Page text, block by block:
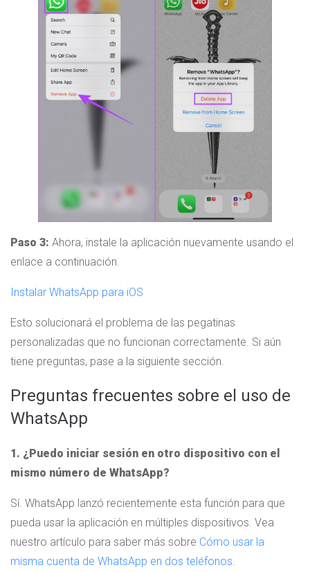
Paso 3: Ahora, instale la aplicación nuevamente usando el
enlace a continuación.
Instalar WhatsApp para iOS
Esto solucionará el problema de las pegatinas
personalizadas que no funcionan correctamente. Si aún
tiene preguntas, pase a la siguiente sección.
Preguntas frecuentes sobre el uso de
WhatsApp
1. ¿Puedo iniciar sesión en otro dispositivo con el
mismo número de WhatsApp?
Sí. WhatsApp lanzó recientemente esta función para que
pueda usar la aplicación en múltiples dispositivos. Vea
nuestro artículo para saber más sobre Cómo usar la
misma cuenta de WhatsApp en dos teléfonos.